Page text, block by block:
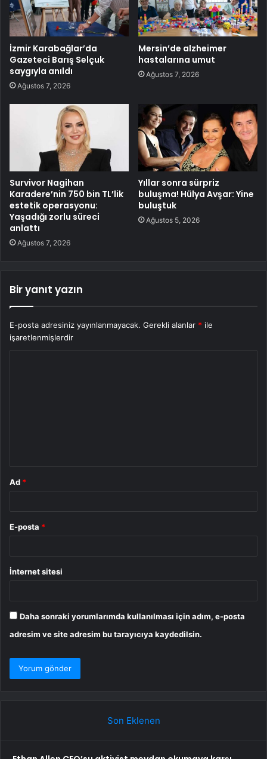
İzmir Karabağlar’da
Gazeteci Barış Selçuk
saygıyla anıldı
Ağustos 7, 2026
Mersin’de alzheimer
hastalarına umut
Ağustos 7, 2026
Survivor Nagihan
Karadere’nin 750 bin TL’lik
estetik operasyonu:
Yaşadığı zorlu süreci
anlattı
Ağustos 7, 2026
Yıllar sonra sürpriz
buluşma! Hülya Avşar: Yine
buluştuk
Ağustos 5, 2026
Bir yanıt yazın
E-posta adresiniz yayınlanmayacak. Gerekli alanlar * ile
işaretlenmişlerdir
Ad *
E-posta *
İnternet sitesi
Daha sonraki yorumlarımda kullanılması için adım, e-posta
adresim ve site adresim bu tarayıcıya kaydedilsin.
Son Eklenen